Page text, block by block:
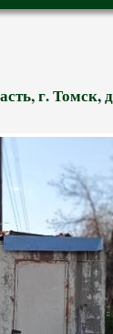
г. Томск,